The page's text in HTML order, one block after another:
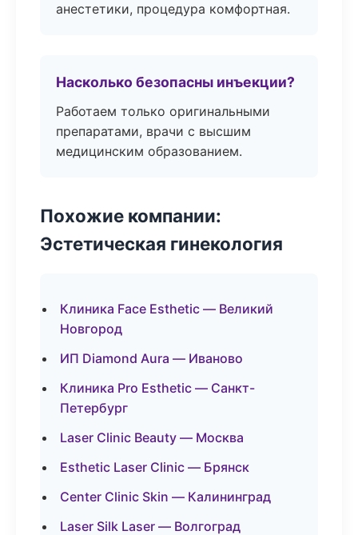
анестетики, процедура комфортная.
Насколько безопасны инъекции?
Работаем только оригинальными
препаратами, врачи с высшим
медицинским образованием.
Похожие компании:
Эстетическая гинекология
Клиника Face Esthetic — Великий
Новгород
ИП Diamond Aura — Иваново
Клиника Pro Esthetic — Санкт-
Петербург
Laser Clinic Beauty — Москва
Esthetic Laser Clinic — Брянск
Center Clinic Skin — Калининград
Laser Silk Laser — Волгоград